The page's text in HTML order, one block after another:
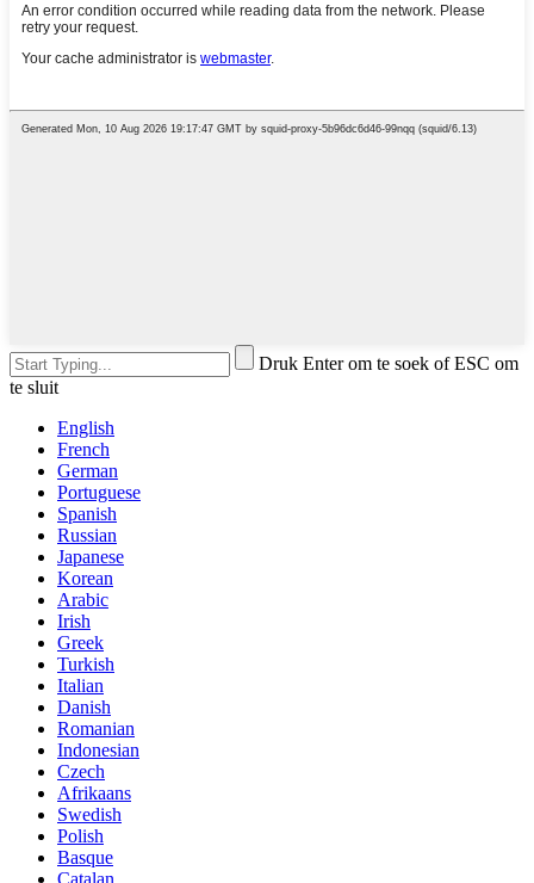
Druk Enter om te soek of ESC om
te sluit
English
French
German
Portuguese
Spanish
Russian
Japanese
Korean
Arabic
Irish
Greek
Turkish
Italian
Danish
Romanian
Indonesian
Czech
Afrikaans
Swedish
Polish
Basque